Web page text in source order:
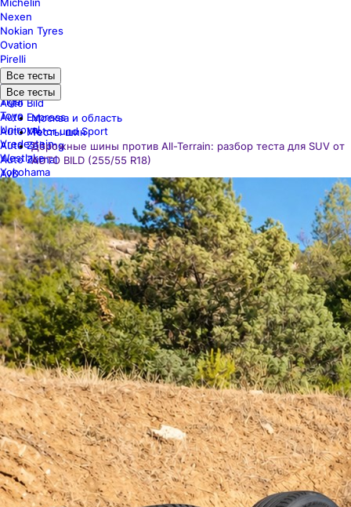
Nexen
Nokian Tyres
Ovation
Pirelli
Sailun
Sava
Tigar
Toyo
Uniroyal
Vredestein
Westlake
Yokohama
ACE
ADAC
Auto Bild
Auto Express
Auto Motor und Sport
Auto Zeitung
Auto Zurnal
AvD
NAF Motor
Sport Auto
Tyre Reviews
UTAC
Vi Bilagare
Все тесты
Все тесты
Москва и область
Тесты шин
Дорожные шины против All-Terrain: разбор теста для SUV от
AUTO BILD (255/55 R18)